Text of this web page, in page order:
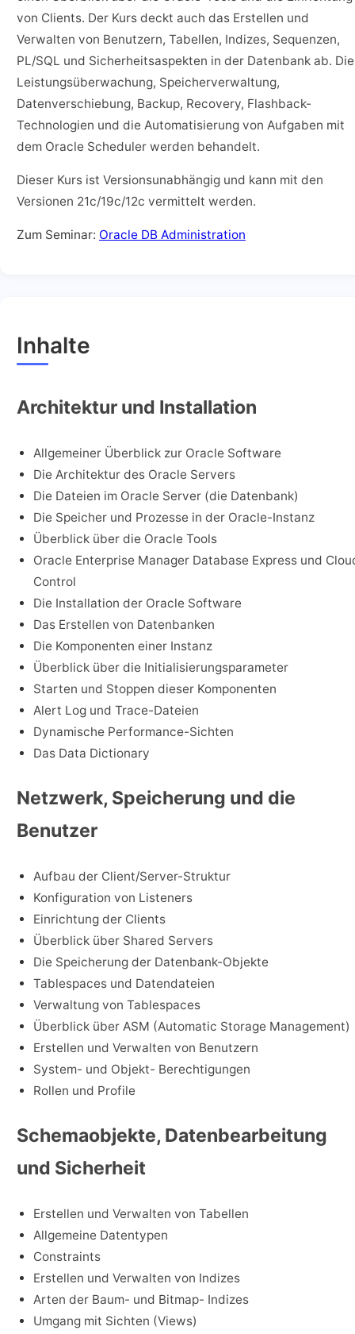
von Clients. Der Kurs deckt auch das Erstellen und
Verwalten von Benutzern, Tabellen, Indizes, Sequenzen,
PL/SQL und Sicherheitsaspekten in der Datenbank ab. Die
Leistungsüberwachung, Speicherverwaltung,
Datenverschiebung, Backup, Recovery, Flashback-
Technologien und die Automatisierung von Aufgaben mit
dem Oracle Scheduler werden behandelt.
Dieser Kurs ist Versionsunabhängig und kann mit den
Versionen 21c/19c/12c vermittelt werden.
Zum Seminar: Oracle DB Administration
Inhalte
Architektur und Installation
Allgemeiner Überblick zur Oracle Software
Die Architektur des Oracle Servers
Die Dateien im Oracle Server (die Datenbank)
Die Speicher und Prozesse in der Oracle-Instanz
Überblick über die Oracle Tools
Oracle Enterprise Manager Database Express und
Control
Die Installation der Oracle Software
Das Erstellen von Datenbanken
Die Komponenten einer Instanz
Überblick über die Initialisierungsparameter
Starten und Stoppen dieser Komponenten
Alert Log und Trace-Dateien
Dynamische Performance-Sichten
Das Data Dictionary
Netzwerk, Speicherung und die
Benutzer
Aufbau der Client/Server-Struktur
Konfiguration von Listeners
Einrichtung der Clients
Überblick über Shared Servers
Die Speicherung der Datenbank-Objekte
Tablespaces und Datendateien
Verwaltung von Tablespaces
Überblick über ASM (Automatic Storage Management)
Erstellen und Verwalten von Benutzern
System- und Objekt- Berechtigungen
Rollen und Profile
Schemaobjekte, Datenbearbeitung
und Sicherheit
Erstellen und Verwalten von Tabellen
Allgemeine Datentypen
Constraints
Erstellen und Verwalten von Indizes
Arten der Baum- und Bitmap- Indizes
Umgang mit Sichten (Views)